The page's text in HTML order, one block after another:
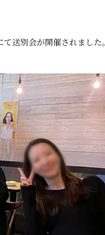
送別会が開催されました。